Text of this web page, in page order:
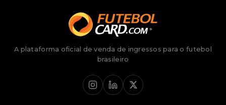
A plataforma oficial de venda de ingressos para o futebol
brasileiro